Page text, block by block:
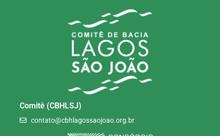
Comitê (CBHLSJ)
contato@cbhlagossaojoao.org.br